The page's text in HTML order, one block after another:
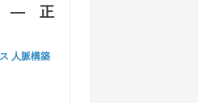
― 正
人脈構築